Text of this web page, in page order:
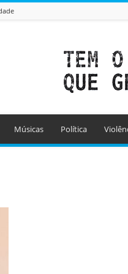
Músicas Política